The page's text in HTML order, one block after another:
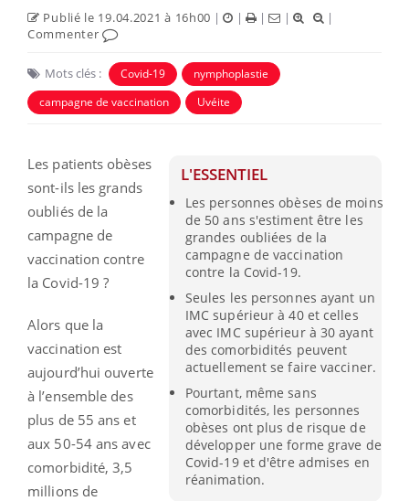
Publié le 19.04.2021 à 16h00 | | | |
|
Commenter
Mots clés : Covid-19
nymphoplastie
campagne de vaccination
Uvéite
L'ESSENTIEL
Les personnes obèses de moins
de 50 ans s'estiment être les
grandes oubliées de la
campagne de vaccination
contre la Covid-19.
Seules les personnes ayant un
IMC supérieur à 40 et celles
avec IMC supérieur à 30 ayant
des comorbidités peuvent
actuellement se faire vacciner.
Pourtant, même sans
comorbidités, les personnes
obèses ont plus de risque de
développer une forme grave de
Covid-19 et d'être admises en
réanimation.
Les patients obèses
sont-ils les grands
oubliés de la
campagne de
vaccination contre
la Covid-19 ?
Alors que la
vaccination est
aujourd’hui ouverte
à l’ensemble des
plus de 55 ans et
aux 50-54 ans avec
comorbidité, 3,5
millions de